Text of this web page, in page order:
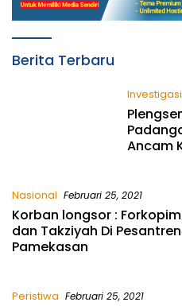
TRANS
Berita Terbaru
Investigasi
Ancam
Nasional Februari 25, 2021
Korban longsor :
dan Takziyah Di
Pamekasan
Peristiwa Februari 25, 2021